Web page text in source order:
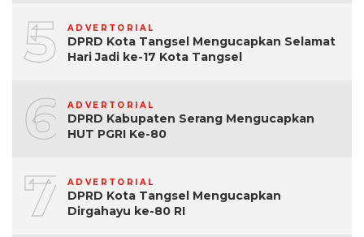
5 ADVERTORIAL
DPRD Kota Tangsel Mengucapkan Selamat
Hari Jadi ke-17 Kota Tangsel
6 ADVERTORIAL
DPRD Kabupaten Serang Mengucapkan
HUT PGRI Ke-80
7 ADVERTORIAL
DPRD Kota Tangsel Mengucapkan
Dirgahayu ke-80 RI